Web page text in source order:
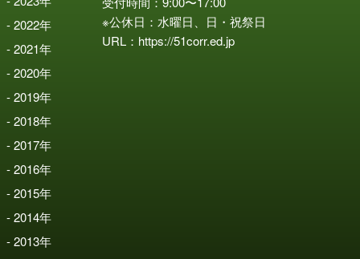
2022年
2021年
2020年
2019年
2018年
2017年
2016年
2015年
2014年
2013年
※公休日：水曜日、日・祝祭日
URL： https://51corr.ed.jp